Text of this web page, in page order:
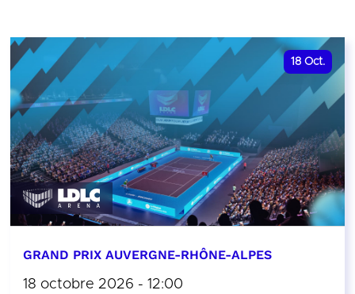
18 Oct.
GRAND PRIX AUVERGNE-RHÔNE-ALPES
18 octobre 2026 - 12:00